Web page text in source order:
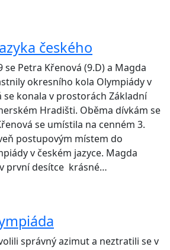
českého
se Petra Křenová (9.D) a Magda
okresního kola Olympiády v
se konala v prostorách Základní
Hradišti. Oběma dívkám se
se umístila na cenném 3.
postupovým místem do
v českém jazyce. Magda
první desítce krásné…
správný azimut a neztratili se v